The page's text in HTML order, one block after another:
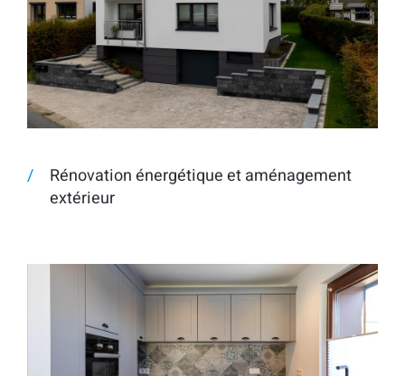
Rénovation énergétique et aménagement
extérieur